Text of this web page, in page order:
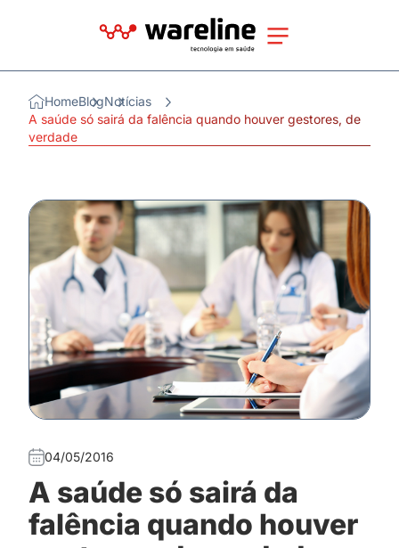
HomeBlogNotícias
A saúde só sairá da falência quando houver gestores, de
verdade
04/05/2016
A saúde só sairá da
falência quando houver